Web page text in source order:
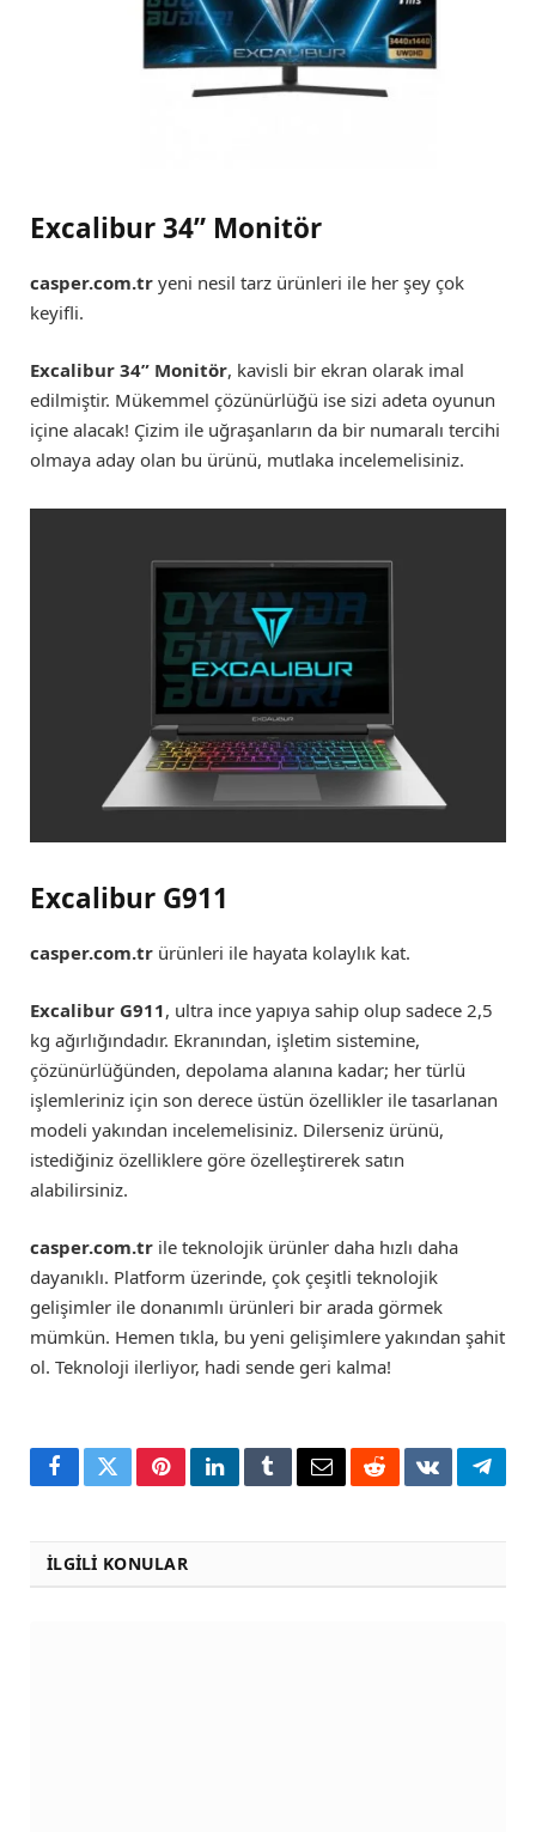
Excalibur 34” Monitör
casper.com.tr yeni nesil tarz ürünleri ile her şey çok
keyifli.
Excalibur 34” Monitör, kavisli bir ekran olarak imal
edilmiştir. Mükemmel çözünürlüğü ise sizi adeta oyunun
içine alacak! Çizim ile uğraşanların da bir numaralı tercihi
olmaya aday olan bu ürünü, mutlaka incelemelisiniz.
Excalibur G911
casper.com.tr ürünleri ile hayata kolaylık kat.
Excalibur G911, ultra ince yapıya sahip olup sadece 2,5
kg ağırlığındadır. Ekranından, işletim sistemine,
çözünürlüğünden, depolama alanına kadar; her türlü
işlemleriniz için son derece üstün özellikler ile tasarlanan
modeli yakından incelemelisiniz. Dilerseniz ürünü,
istediğiniz özelliklere göre özelleştirerek satın
alabilirsiniz.
casper.com.tr ile teknolojik ürünler daha hızlı daha
dayanıklı. Platform üzerinde, çok çeşitli teknolojik
gelişimler ile donanımlı ürünleri bir arada görmek
mümkün. Hemen tıkla, bu yeni gelişimlere yakından şahit
ol. Teknoloji ilerliyor, hadi sende geri kalma!
FacebookTwitterPinterestLinkedInTumblrEmailRedditVKontakte
İLGILI KONULAR